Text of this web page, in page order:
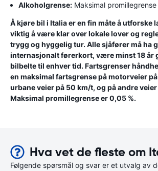
Alkoholgrense: Maksimal
Å kjøre bil i Italia er en fin måte å utforske
viktig å være klar over lokale lover og
trygg og hyggelig tur. Alle sjåfører må ha
internasjonalt førerkort, være minst 18 år
bilbelte til enhver tid. Fartsgrenser
en maksimal fartsgrense på motorveier
urbane veier på 50 km/t, og på andre
Maksimal promillegrense er 0,05 %.
Hva vet de fleste om
Følgende spørsmål og svar er et utvalg av